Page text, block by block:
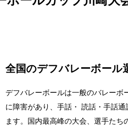
全国のデフバレーボール
デフバレーボールは一般のバレーボ
に障害があり、手話・ 読話・手話
ます。国内最高峰の大会、選手たち